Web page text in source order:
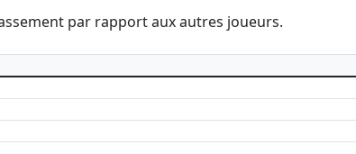
par rapport aux autres joueurs.